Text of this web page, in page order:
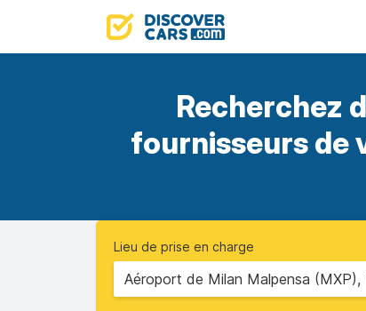
Recherchez
fournisseurs de
Lieu de prise en charge
Aéroport de Milan Malpensa (MXP),